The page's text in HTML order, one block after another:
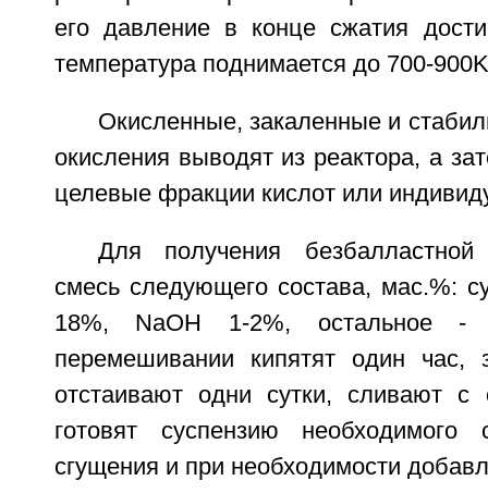
его давление в конце сжатия
температура поднимается до 700-
Окисленные, закаленные и
окисления выводят из реактора, а
целевые фракции кислот или
Для получения безбалластной
смесь следующего состава, мас.%:
18%, NaOH 1-2%, остальное
перемешивании кипятят один час,
отстаивают одни сутки, сливают
готовят суспензию необходимого
сгущения и при необходимости